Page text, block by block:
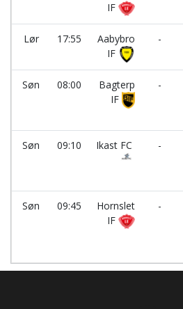
IF
Lør 17:55
Aabybro
IF
-
Søn 08:00
Bagterp
IF
-
Søn 09:10 Ikast FC
-
Søn 09:45
Hornslet
IF
-